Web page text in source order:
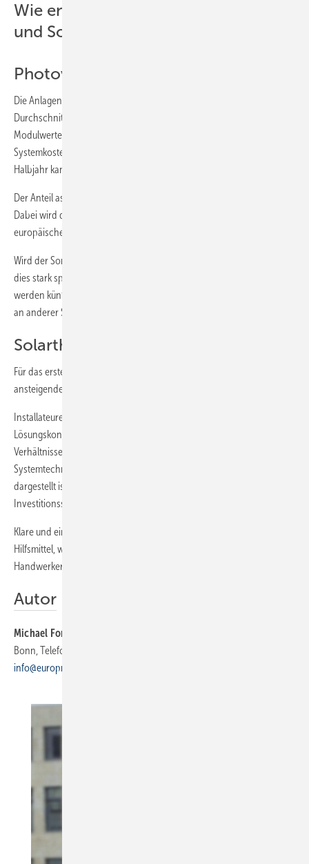
Wie entwickeln sich Photovoltaik
und Solarthermie in 2010?
Photovoltaik
Die Anlagenpreise werden nach Ansicht der Experten in 2010 im
Durchschnitt nicht mehr so stark fallen, wie 2009. Der Anteil des
Modulwertes am Anlagenpreis nimmt weiter ab, da sich
Systemkostenanteile wie Kabel und Gestelle erhöhen werden. Im 1.
Halbjahr kann es kurzfristig auch zu Preissteigerungen kommen.
Der Anteil asiatischer Module wird in Deutschland weiter zunehmen. ­
Dabei wird die Qualität der großen Markenfirmen gleichwertig zu
europäischen Modulen eingestuft.
Wird der Sonderabschlag Mitte 2010 höher als 5 % ausfallen, kann
dies stark spezialisierte Hersteller in Bedrängnis bringen. Gewinner
werden künftig die voll integrierten Konzerne sein, die Margenverluste
an anderer Stelle ausgleichen können.
Solarthermie
Für das erste Halbjahr 2010 erwarten Experten wieder eine
ansteigende Nachfrage.
Installateure verkaufen deutlich mehr Anlagen, wenn sie fertige
Lösungskonzepte vorbereitet haben. Das Anpassen an die konkreten
Verhältnisse wird einfacher, wenn die vorgesehene oder mögliche
Systemtechnik bereits grundlegend und beispielhaft optisch
dargestellt ist. Kunden entscheiden hier nach geplanter
Investitionssumme.
Klare und einfache Kommunikation mit dem Endkunden ist wichtig.
Hilfsmittel, wie vorformulierte Marketingtexte, bekommen die SHK-
Handwerker auch von Herstellern und Verbänden.
Autor
Michael Forst
Bonn, Telefon (02 28) 3 69 44-75, E-Mail:
info@europressedienst.com